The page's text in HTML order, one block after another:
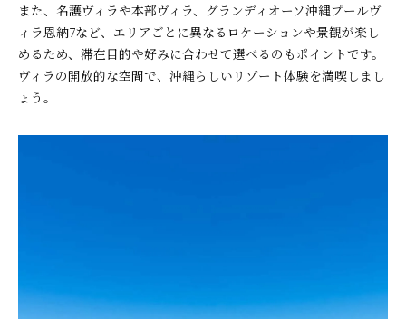
また、名護ヴィラや本部ヴィラ、グランディオーソ沖縄プールヴ
ィラ恩納7など、エリアごとに異なるロケーションや景観が楽し
めるため、滞在目的や好みに合わせて選べるのもポイントです。
ヴィラの開放的な空間で、沖縄らしいリゾート体験を満喫しまし
ょう。